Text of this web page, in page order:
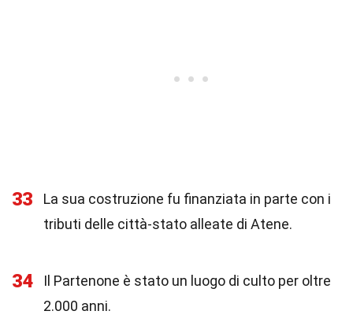
33
La sua costruzione fu finanziata in parte con i
tributi delle città-stato alleate di Atene.
34
Il Partenone è stato un luogo di culto per oltre
2.000 anni.